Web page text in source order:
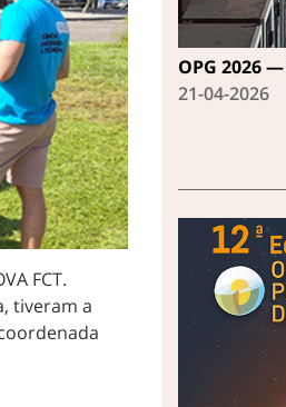
FCT.
tiveram a
OPG 2026
21-04-2026